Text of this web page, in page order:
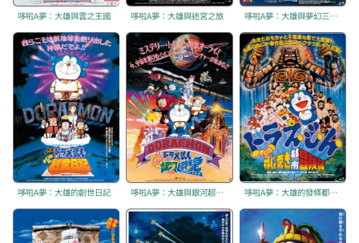
哆啦A夢：大雄與雲之王國 哆啦A夢：大雄與迷宮之旅 哆啦A夢：大雄與夢幻三劍士
哆啦A夢：大雄的創世日記 哆啦A夢：大雄與銀河超特急 哆啦A夢：大雄的發條都市冒險記